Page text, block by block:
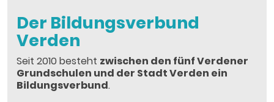
Der Bildungsverbund
Verden
Seit 2010 besteht zwischen den fünf Verdener
Grundschulen und der Stadt Verden ein
Bildungsverbund.